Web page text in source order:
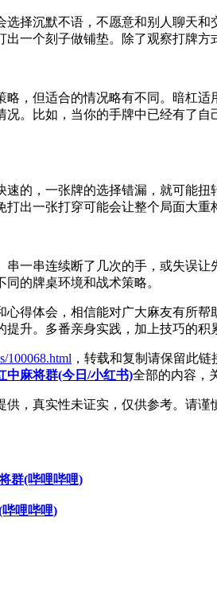
选择沉默不语，不愿意和别人聊天
一个刻子做铺垫。除了观察打牌
略，但适合的情况略有不同。暗杠
况。比如，当你的手牌中已经有了
速的，一张牌的选择错漏，就可能
出一张打穿可能会让整个局面大
一串连续断了几次的手，或失误
的牌桌环境和战术策略。
心得体会，相信能对广大麻友有所
升。多番亲身实践，加上技巧的
100068.html ，转载和复制请保留此链
中麻将群(今日/小红书)全部的内容，
，真实性未证实，仅供参考。请谨
群(哔哩哔哩)
哩哔哩)